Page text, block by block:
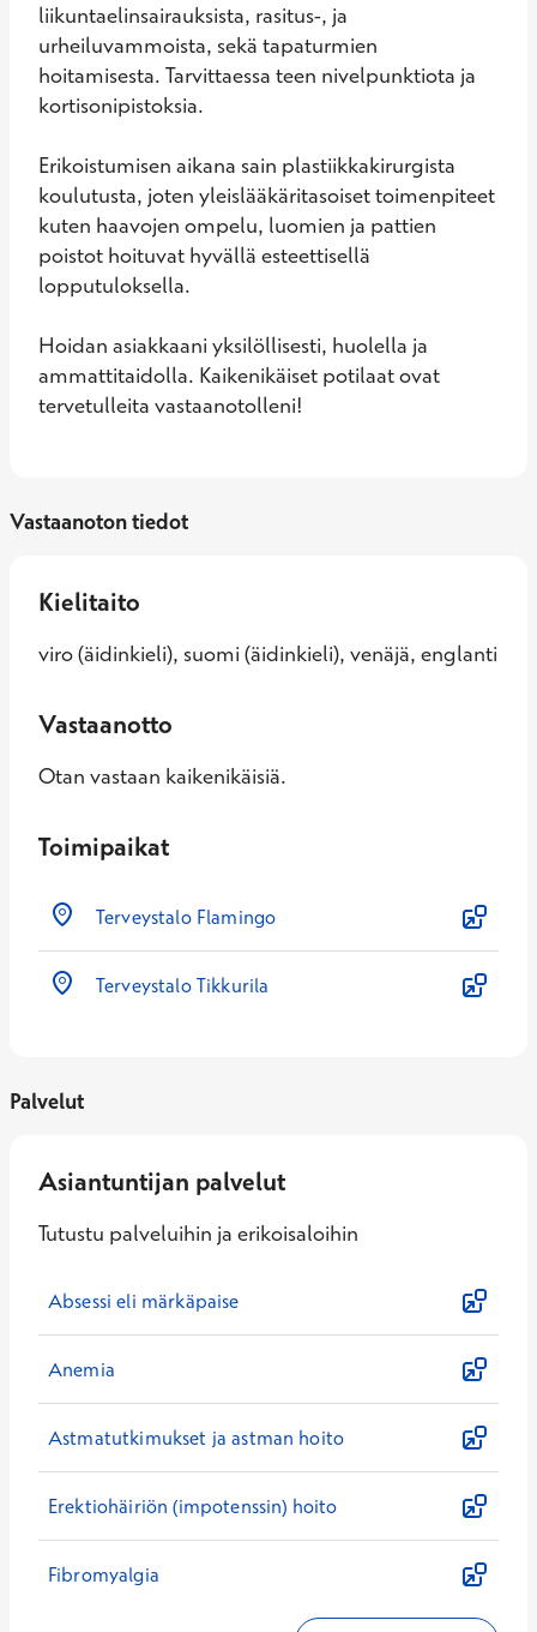
liikuntaelinsairauksista, rasitus-, ja
urheiluvammoista, sekä tapaturmien
hoitamisesta. Tarvittaessa teen nivelpunktiota ja
kortisonipistoksia.
Erikoistumisen aikana sain plastiikkakirurgista
koulutusta, joten yleislääkäritasoiset toimenpiteet
kuten haavojen ompelu, luomien ja pattien
poistot hoituvat hyvällä esteettisellä
lopputuloksella.
Hoidan asiakkaani yksilöllisesti, huolella ja
ammattitaidolla. Kaikenikäiset potilaat ovat
tervetulleita vastaanotolleni!
Vastaanoton tiedot
Kielitaito
viro (äidinkieli), suomi (äidinkieli), venäjä, englanti
Vastaanotto
Otan vastaan kaikenikäisiä.
Toimipaikat
Terveystalo Flamingo
Terveystalo Tikkurila
Palvelut
Asiantuntijan palvelut
Tutustu palveluihin ja erikoisaloihin
Absessi eli märkäpaise
Anemia
Astmatutkimukset ja astman hoito
Erektiohäiriön (impotenssin) hoito
Fibromyalgia